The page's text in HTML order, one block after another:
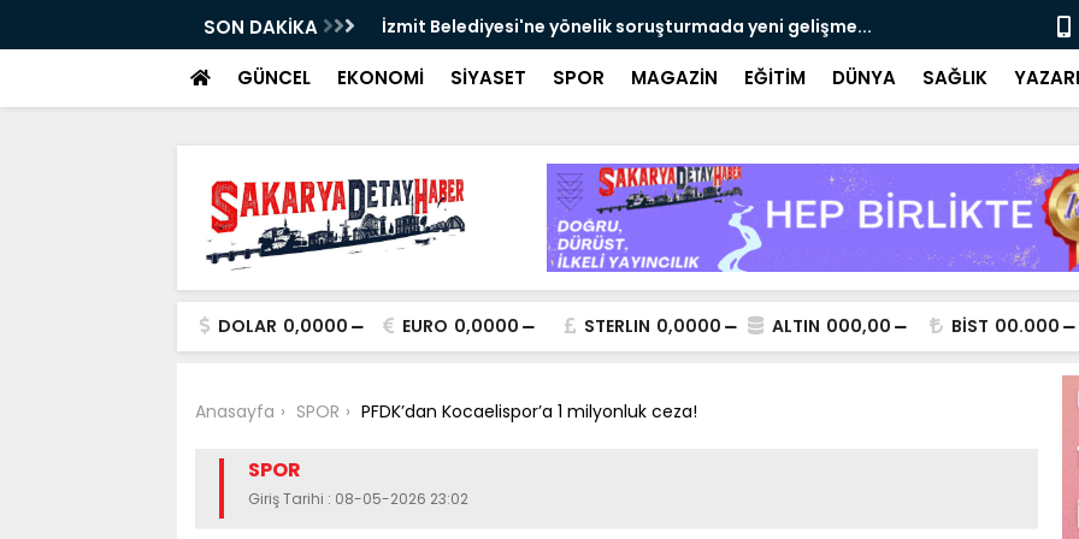
SON DAKİKA İzmit Belediyesi'ne yönelik soruşturmada yeni gelişme... Çalışma,
GÜNCEL EKONOMİ SİYASET SPOR MAGAZİN EĞİTİM DÜNYA SAĞLIK
DOLAR 0,0000 EURO 0,0000 STERLIN 0,0000 ALTIN 000,00 BİST 00.000
Anasayfa SPOR PFDK’dan Kocaelispor’a 1 milyonluk ceza!
SPOR
Giriş Tarihi : 08-05-2026 23:02